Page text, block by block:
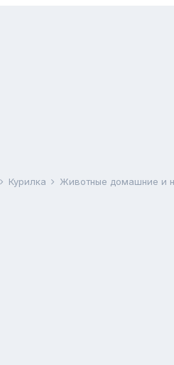
Курилка Животные домашние и